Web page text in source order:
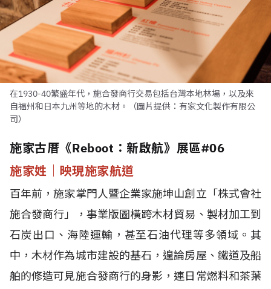
在1930-40繁盛年代，施合發商行交易包括台灣本地林場，以及來
自福州和日本九州等地的木材。（圖片提供：有家文化製作有限公
司）
施家古厝《Reboot：新啟航》展區#06
施家姓｜映現施家航道
百年前，施家掌門人暨企業家施坤山創立「株式會社
施合發商行」，事業版圖橫跨木材貿易、製材加工到
石炭出口、海陸運輸，甚至石油代理等多領域。其
中，木材作為城市建設的基石，遑論房屋、鐵道及船
舶的修造可見施合發商行的身影，連日常燃料和茶葉